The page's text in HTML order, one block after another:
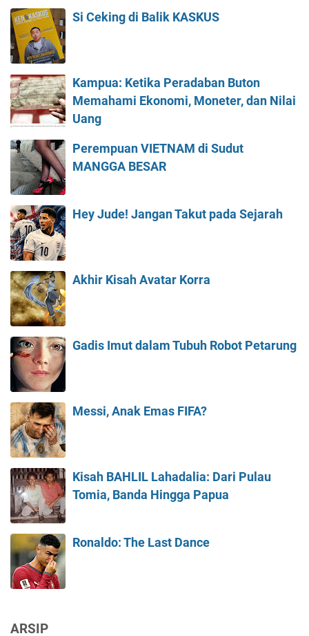
Si Ceking di Balik KASKUS
Kampua: Ketika Peradaban Buton
Memahami Ekonomi, Moneter, dan Nilai
Uang
Perempuan VIETNAM di Sudut
MANGGA BESAR
Hey Jude! Jangan Takut pada Sejarah
Akhir Kisah Avatar Korra
Gadis Imut dalam Tubuh Robot Petarung
Messi, Anak Emas FIFA?
Kisah BAHLIL Lahadalia: Dari Pulau
Tomia, Banda Hingga Papua
Ronaldo: The Last Dance
ARSIP